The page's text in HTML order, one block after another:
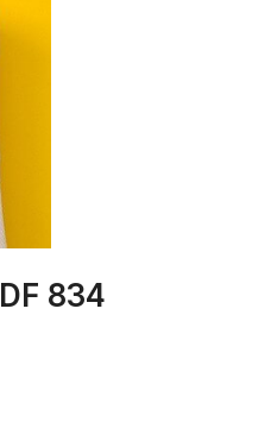
834